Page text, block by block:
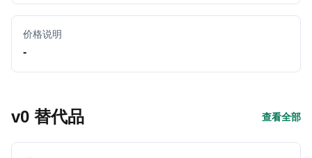
价格说明
-
v0 替代品 查看全部